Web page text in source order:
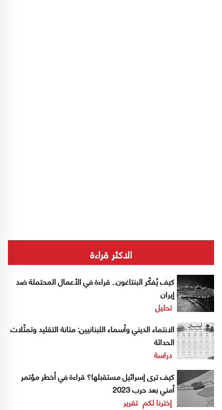
الاكثر قراءة
كيف يُفكّر البنتاغون.. قراءة في الأعمال المحتملة ضد
إيران
تحليل
الانتماء الديني وأسماء اللبنانيين: متانة التقليد وتمثّلات
الحداثة
دراسة
كيف ترى إسرائيل مستقبلها؟ قراءة في أخطر مؤتمر
أمني بعد حرب 2023
إخترنا لكم تقرير